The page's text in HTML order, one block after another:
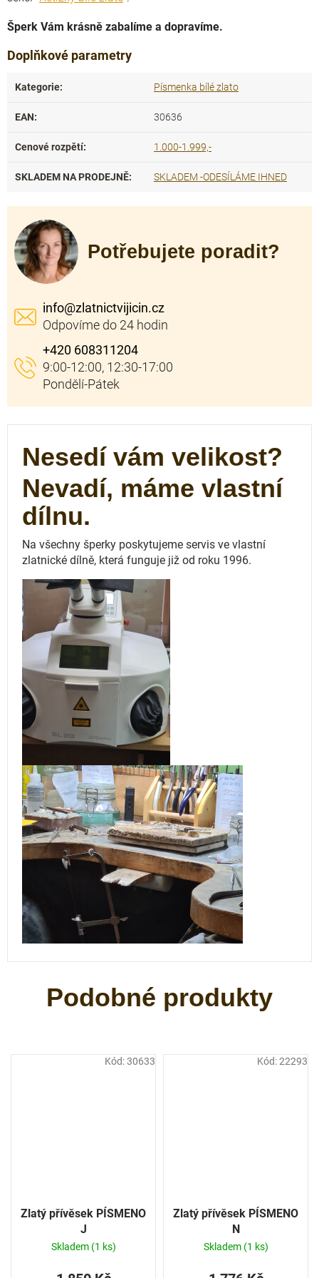
Šperk Vám krásně zabalíme a dopravíme.
Doplňkové parametry
Kategorie: Písmenka bílé zlato
EAN: 30636
Cenové rozpětí: 1.000-1.999,-
SKLADEM NA PRODEJNĚ: SKLADEM -ODESÍLÁME IHNED
Potřebujete poradit?
info@zlatnictvijicin.cz
+420 608311204
Zlatý přívěsek PÍSMENO
J
Skladem (1 ks)
Kód:30633
Zlatý přívěsek PÍSMENO
N
Skladem (1 ks)
Kód:22293
Nesedí vám velikost?
Nevadí, máme vlastní
dílnu.
Na všechny šperky poskytujeme servis ve vlastní
zlatnické dílně, která funguje již od roku 1996.